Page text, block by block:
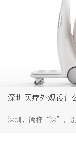
深圳医疗外观设计
深圳，简称“深”，别